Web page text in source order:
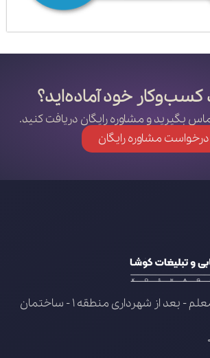
کسب‌وکار خود آماده‌اید؟
بگیرید و مشاوره رایگان دریافت کنید.
درخواست مشاوره رایگان
گیلان - رشت - معلم - بعد از شهرداری منطقه 1 - ساختمان